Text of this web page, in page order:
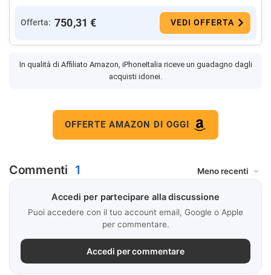
Offerta: 750,31 € VEDI OFFERTA
In qualità di Affiliato Amazon, iPhoneItalia riceve un guadagno dagli
acquisti idonei.
OFFERTE AMAZON DI OGGI
Commenti 1
Accedi per partecipare alla discussione
Puoi accedere con il tuo account email, Google o Apple
per commentare.
Accedi per commentare